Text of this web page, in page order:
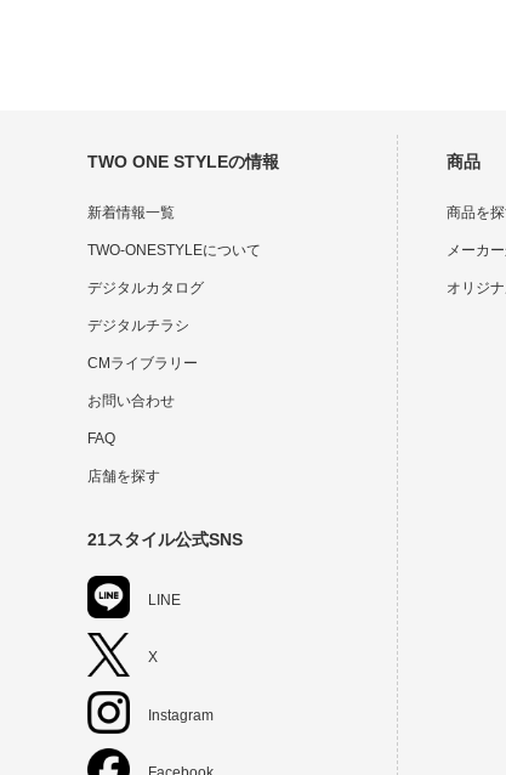
TWO ONE STYLEの情報
新着情報一覧
TWO-ONESTYLEについて
デジタルカタログ
デジタルチラシ
CMライブラリー
お問い合わせ
FAQ
店舗を探す
21スタイル公式SNS
LINE
X
Instagram
商品
商品を
メーカ
オリジ